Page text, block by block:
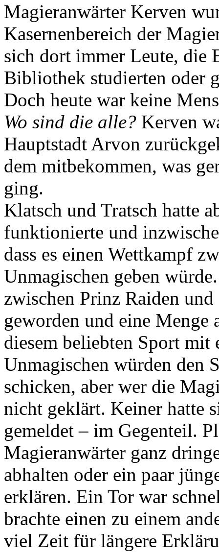
Magieranwärter Kerven
Kasernenbereich der
sich dort immer Leute, die
Bibliothek studierten oder
Doch heute war keine
Wo sind die alle? Kerven
Hauptstadt Arvon
dem mitbekommen, was
ging.
Klatsch und Tratsch hatte
funktionierte und
dass es einen Wettkampf
Unmagischen geben
zwischen Prinz Raiden
geworden und eine Menge
diesem beliebten Sport mit
Unmagischen würden den
schicken, aber wer die
nicht geklärt. Keiner hatte
gemeldet – im Gegenteil.
Magieranwärter ganz
abhalten oder ein paar
erklären. Ein Tor war
brachte einen zu einem
viel Zeit für längere